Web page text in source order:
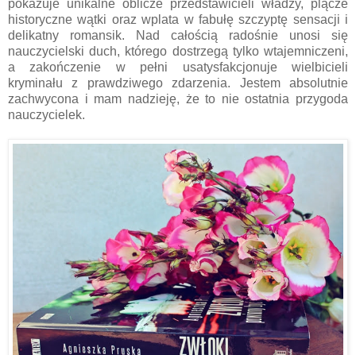
pokazuje unikalne oblicze przedstawicieli władzy, plącze
historyczne wątki oraz wplata w fabułę szczyptę sensacji i
delikatny romansik. Nad całością radośnie unosi się
nauczycielski duch, którego dostrzegą tylko wtajemniczeni,
a zakończenie w pełni usatysfakcjonuje wielbicieli
kryminału z prawdziwego zdarzenia. Jestem absolutnie
zachwycona i mam nadzieję, że to nie ostatnia przygoda
nauczycielek.